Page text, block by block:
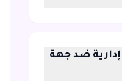
ضد جهة